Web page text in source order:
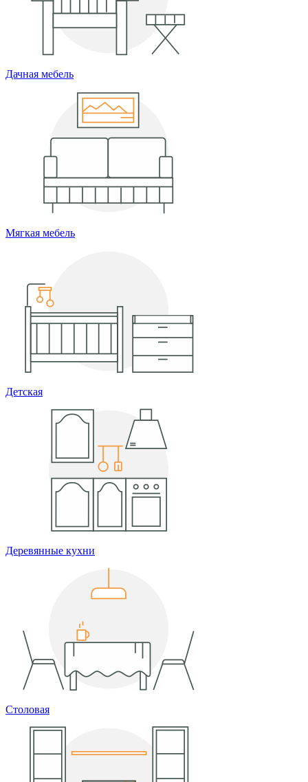
Дачная мебель
Мягкая мебель
Детская
Деревянные кухни
Столовая